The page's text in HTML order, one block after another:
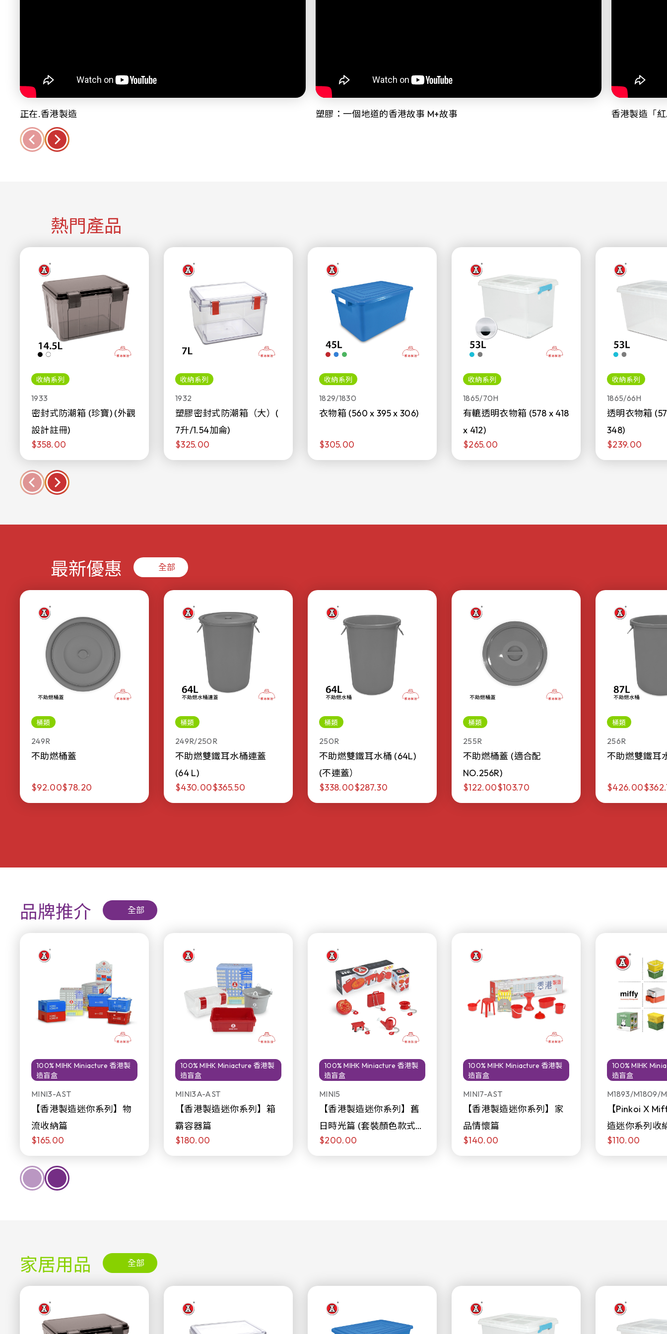
正在.香港製造 塑膠：一個地道的香港故事 M+故事 香港製造「
熱門產品
收納系列
1933
密封式防潮箱 (珍寶) (外觀
設計註冊)
$358.00
收納系列
1932
塑膠密封式防潮箱（大）(
7升/1.54加侖)
$325.00
收納系列
1829/1830
衣物箱 (560 x 395 x 306)
$305.00
收納系列
1865/70H
有轆透明衣物箱 (578 x 418
x 412)
$265.00
收納系列
1865/66H
透明衣物箱
348)
$239.00
最新優惠 全部
桶類
249R
不助燃桶蓋
$92.00$78.20
桶類
249R/250R
不助燃雙鐵耳水桶連蓋
(64 L)
$430.00$365.50
桶類
250R
不助燃雙鐵耳水桶 (64L)
(不連蓋）
$338.00$287.30
桶類
255R
不助燃桶蓋 (適合配
NO.256R)
$122.00$103.70
桶類
256R
不助燃雙鐵耳
$426.00
品牌推介 全部
100% MIHK Miniacture 香港製
造盲盒
MINI3-AST
【香港製造迷你系列】物
流收納篇
$165.00
100% MIHK Miniacture 香港製
造盲盒
MINI3A-AST
【香港製造迷你系列】箱
霸容器篇
$180.00
100% MIHK Miniacture 香港製
造盲盒
MINI5
【香港製造迷你系列】舊
日時光篇 (套裝顏色款式隨
機販售)
$200.00
100% MIHK Miniacture 香港製
造盲盒
MINI7-AST
【香港製造迷你系列】家
品情懷篇
$140.00
100% MIHK
造盲盒
M1893/M1809/
【Pinkoi X
造迷你系列收
日限定發售)
$110.00
家居用品 全部